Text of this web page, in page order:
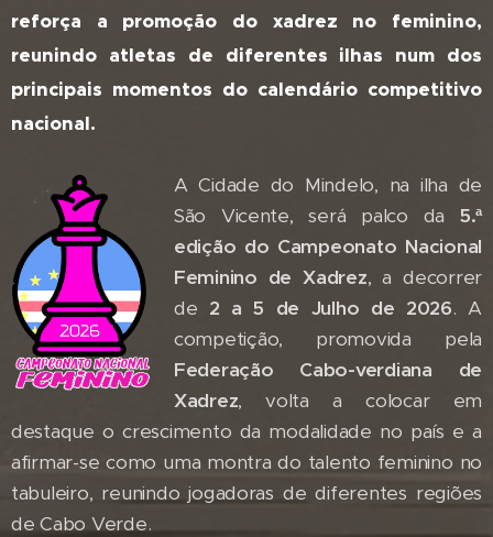
reforça a promoção do xadrez no feminino,
reunindo atletas de diferentes ilhas num dos
principais momentos do calendário competitivo
nacional.
A Cidade do Mindelo, na ilha de
São Vicente, será palco da 5.ª
edição do Campeonato Nacional
Feminino de Xadrez, a decorrer
de 2 a 5 de Julho de 2026. A
competição, promovida pela
Federação Cabo-verdiana de
Xadrez, volta a colocar em
destaque o crescimento da modalidade no país e a
afirmar-se como uma montra do talento feminino no
tabuleiro, reunindo jogadoras de diferentes regiões
de Cabo Verde.